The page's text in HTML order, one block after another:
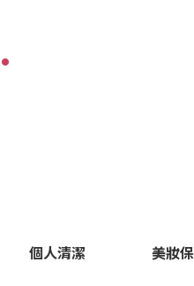
個人清潔 美妝